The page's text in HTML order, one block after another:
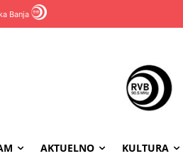
Banja
AKTUELNO KULTURA